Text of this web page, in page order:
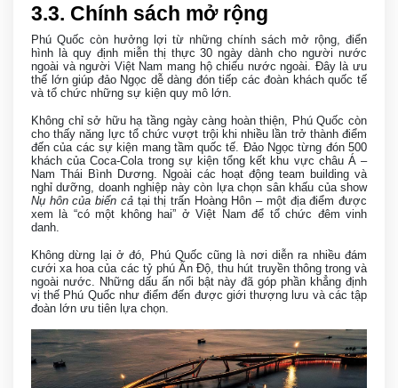
3.3. Chính sách mở rộng
Phú Quốc còn hưởng lợi từ những chính sách mở rộng, điển
hình là quy định miễn thị thực 30 ngày dành cho người nước
ngoài và người Việt Nam mang hộ chiếu nước ngoài. Đây là ưu
thế lớn giúp đảo Ngọc dễ dàng đón tiếp các đoàn khách quốc tế
và tổ chức những sự kiện quy mô lớn.
Không chỉ sở hữu hạ tầng ngày càng hoàn thiện, Phú Quốc còn
cho thấy năng lực tổ chức vượt trội khi nhiều lần trở thành điểm
đến của các sự kiện mang tầm quốc tế. Đảo Ngọc từng đón 500
khách của Coca-Cola trong sự kiện tổng kết khu vực châu Á –
Nam Thái Bình Dương. Ngoài các hoạt động team building và
nghỉ dưỡng, doanh nghiệp này còn lựa chọn sân khấu của show
Nụ hôn của biển cảtại thị trấn Hoàng Hôn – một địa điểm được
xem là “có một không hai” ở Việt Nam để tổ chức đêm vinh
danh.
Không dừng lại ở đó, Phú Quốc cũng là nơi diễn ra nhiều đám
cưới xa hoa của các tỷ phú Ấn Độ, thu hút truyền thông trong và
ngoài nước. Những dấu ấn nổi bật này đã góp phần khẳng định
vị thế Phú Quốc như điểm đến được giới thượng lưu và các tập
đoàn lớn ưu tiên lựa chọn.